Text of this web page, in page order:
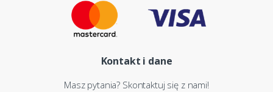
Kontakt i dane
Masz pytania? Skontaktuj się z nami!